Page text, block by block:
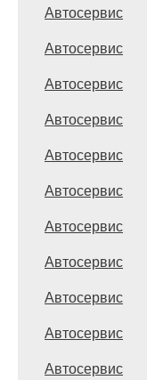
Автосервис
Автосервис
Автосервис
Автосервис
Автосервис
Автосервис
Автосервис
Автосервис
Автосервис
Автосервис
Автосервис